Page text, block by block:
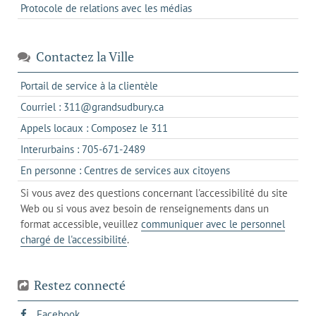
Protocole de relations avec les médias
Contactez la Ville
Portail de service à la clientèle
dans
un
nouvel
Courriel : 311@grandsudbury.cas'ouvre
dans
votre
de
messagerie
Appels locaux : Composez le 311
dans
un
client
de
votre
téléphone
Interurbains : 705-671-2489s'ouvre
dans
un
client
de
votre
En personne : Centres de services aux citoyenss'ouvre
dans
l'onglet
actuel
Si vous avez des questions concernant l'accessibilité du site
Web ou si vous avez besoin de renseignements dans un
format accessible, veuillez communiquer avec le personnel
chargé de l'accessibilité.
Restez connecté
s'ouvre